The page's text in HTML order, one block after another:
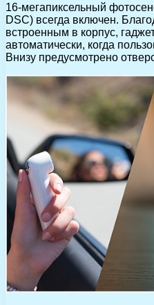
16-мегапиксельный
DSC) всегда включен.
встроенным в корпус,
автоматически, когда
Внизу предусмотрено